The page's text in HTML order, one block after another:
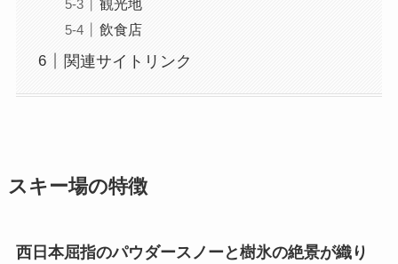
観光地
飲食店
関連サイトリンク
スキー場の特徴
西日本屈指のパウダースノーと樹氷の絶景が織り